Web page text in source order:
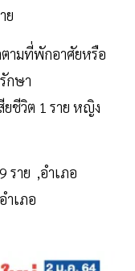
ย
ามที่พักอาศัยหรือ
กษา
ยชีวิต 1 ราย หญิง
ราย ,อำเภอ
ำเภอ